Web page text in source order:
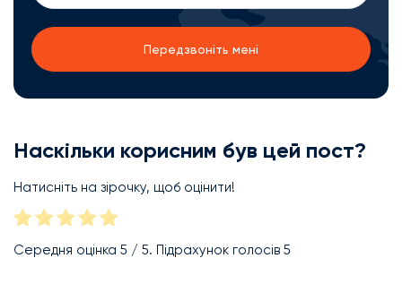
Наскільки корисним був цей пост?
Натисніть на зірочку, щоб оцінити!
Середня оцінка 5 / 5. Підрахунок голосів 5